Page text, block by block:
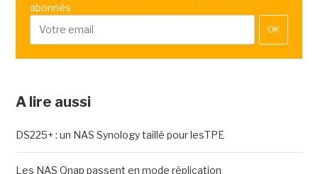
abonnés
OK
A lire aussi
DS225+ : un NAS Synology taillé pour lesTPE
Les NAS Qnap passent en mode réplication